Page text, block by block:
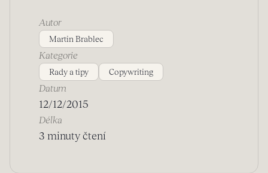
Autor
Martin Brablec
Kategorie
Rady a tipy Copywriting
Datum
12/12/2015
Délka
3 minuty čtení